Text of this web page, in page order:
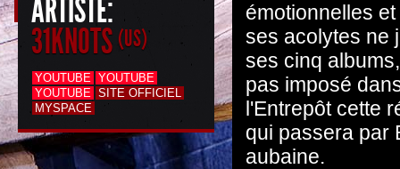
ARTISTE:
31KNOTS (US)
YOUTUBE YOUTUBE
YOUTUBE SITE OFFICIEL
MYSPACE
émotionnelles
ses acolytes ne
ses cinq
pas imposé
l'Entrepôt cette
qui passera par
aubaine.